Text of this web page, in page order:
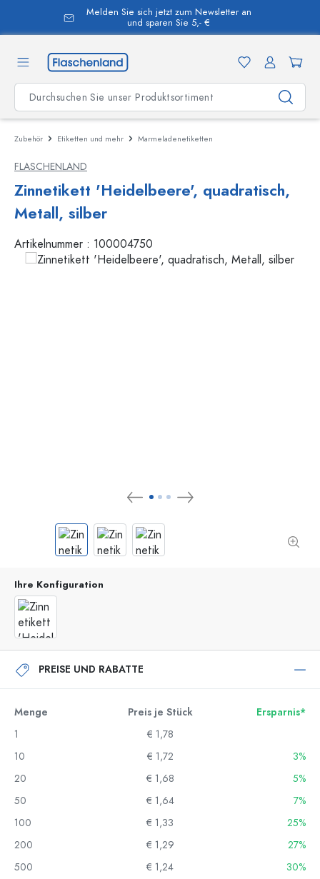
springen
Melden Sie sich jetzt zum Newsletter an
und sparen Sie 5,- €
Zubehör Etiketten und mehr Marmeladenetiketten
FLASCHENLAND
Zinnetikett 'Heidelbeere', quadratisch,
Metall, silber
Artikelnummer : 100004750
Ihre Konfiguration
PREISE UND RABATTE
Menge Preis je Stück
Ersparnis*
1
€ 1,78
10
€ 1,72
3%
20
€ 1,68
5%
50
€ 1,64
7%
100
€ 1,33
25%
200
€ 1,29
27%
500
€ 1,24 30%